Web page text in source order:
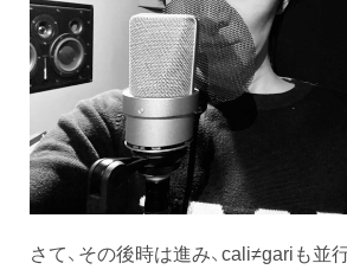
さて、その後時は進み、cali≠gariも並